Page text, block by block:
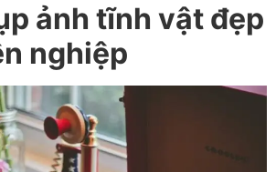
ảnh tĩnh vật đẹp
nghiệp